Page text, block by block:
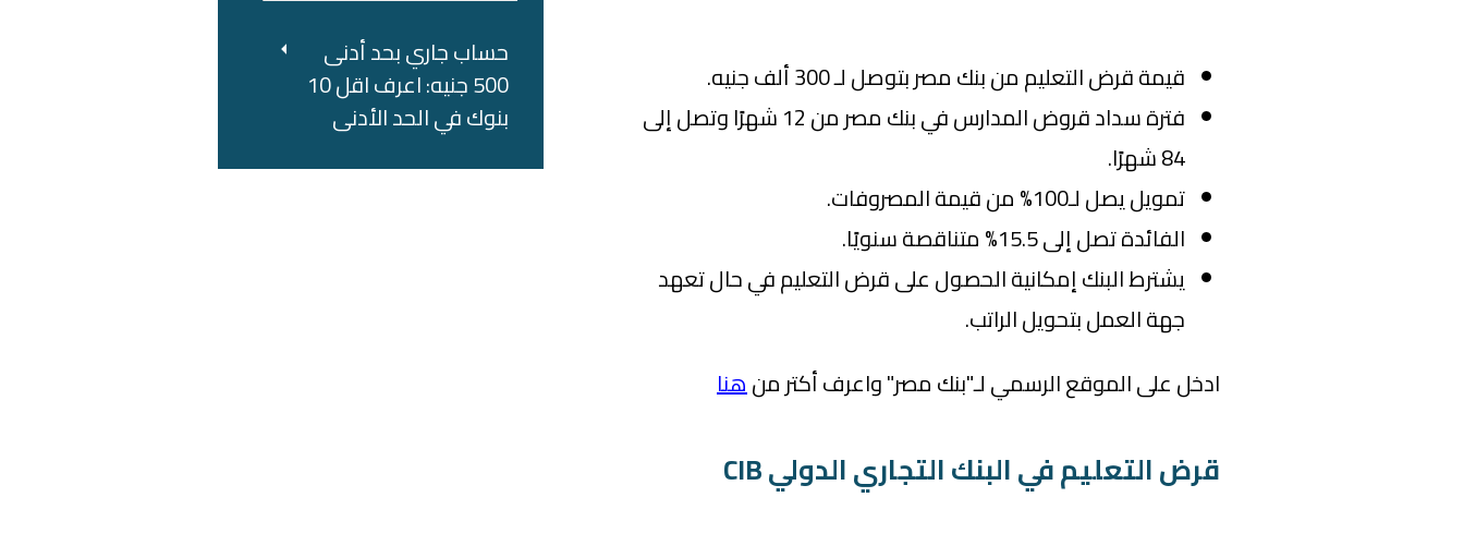
قيمة قرض التعليم من بنك مصر بتوصل لـ 300 ألف جنيه.
فترة سداد قروض المدارس في بنك مصر من 12 شهرًا وتصل إلى
84 شهرًا.
تمويل يصل لـ100% من قيمة المصروفات.
الفائدة تصل إلى 15.5% متناقصة سنويًا.
يشترط البنك إمكانية الحصول على قرض التعليم في حال تعهد
جهة العمل بتحويل الراتب.
ادخل على الموقع الرسمي لـ"بنك مصر" واعرف أكتر منهنا
قرض التعليم في البنك التجاري الدولي CIB
حساب جاري بحد أدنى
500 جنيه: اعرف اقل 10
بنوك في الحد الأدنى